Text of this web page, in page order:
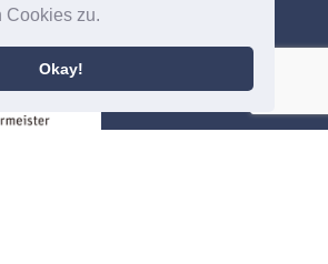
Cookies zu.
Okay!